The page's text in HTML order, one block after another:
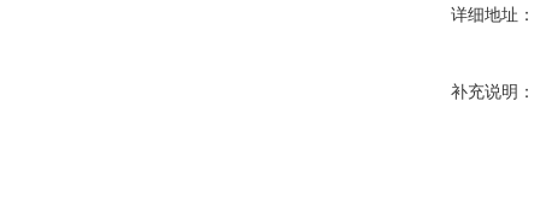
详细地址：
补充说明：